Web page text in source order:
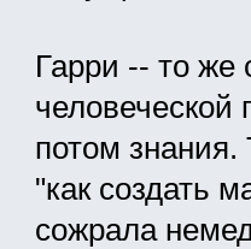
Гарри -- то же
человеческой
потом знания.
"как создать
сожрала